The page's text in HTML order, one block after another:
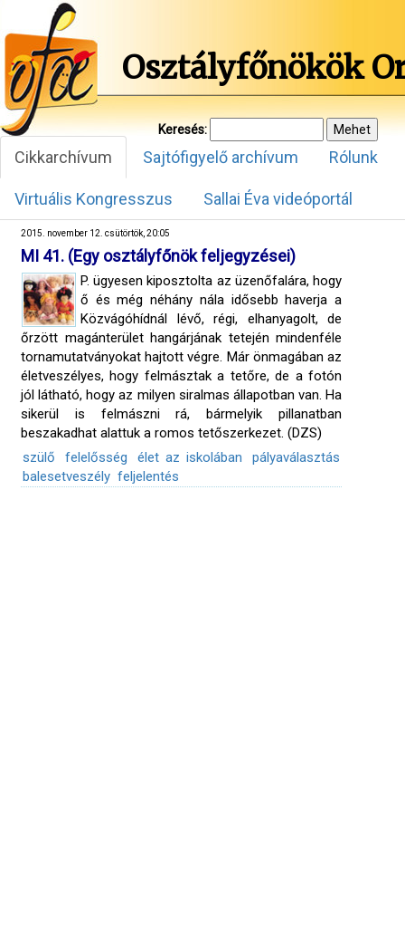
Osztályfőnökök
Keresés:
Cikkarchívum Sajtófigyelő archívum Rólunk
Virtuális Kongresszus Sallai Éva videóportál
2015. november 12. csütörtök, 20:05
MI 41. (Egy osztályfőnök feljegyzései)
P. ügyesen kiposztolta az üzenőfalára, hogy
ő és még néhány nála idősebb haverja a
Közvágóhídnál lévő, régi, elhanyagolt, de
őrzött magánterület hangárjának tetején mindenféle
tornamutatványokat hajtott végre. Már önmagában az
életveszélyes, hogy felmásztak a tetőre, de a fotón
jól látható, hogy az milyen siralmas állapotban van. Ha
sikerül is felmászni rá, bármelyik pillanatban
beszakadhat alattuk a romos tetőszerkezet. (DZS)
szülő
felelősség élet az iskolában
pályaválasztás
balesetveszély feljelentés